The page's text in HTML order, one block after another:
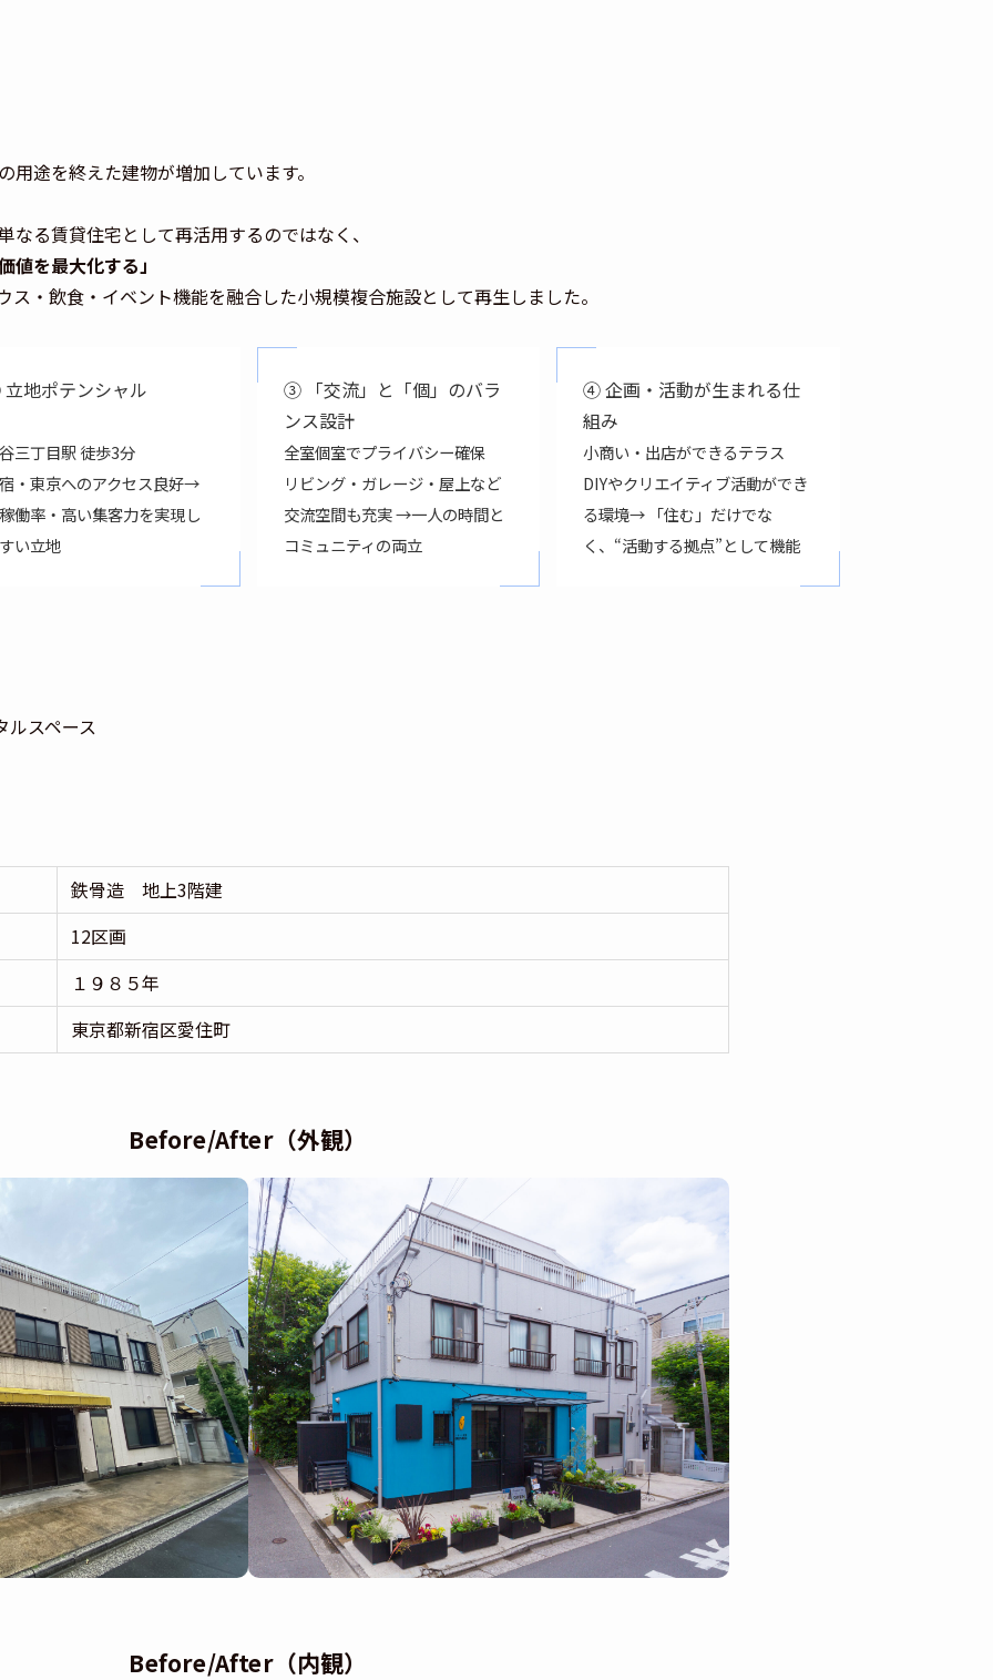
途を終えた建物が増加しています。
なる賃貸住宅として再活用するのではなく、
値を最大化する」
ス・飲食・イベント機能を融合した小規模複合施設として再生しました。
地ポテンシャル
三丁目駅 徒歩3分
・東京へのアクセス良好→
働率・高い集客力を実現し
い立地
③ 「交流」と「個」のバラ
ンス設計
全室個室でプライバシー確保
リビング・ガレージ・屋上など
交流空間も充実 →一人の時間と
コミュニティの両立
④ 企画・活動が生まれる仕
組み
小商い・出店ができるテラス
DIYやクリエイティブ活動ができ
る環境→ 「住む」だけでな
く、“活動する拠点”として機能
ルスペース
鉄骨造 地上3階建
12区画
１９８５年
東京都新宿区愛住町
Before/After（外観）
Before/After（内観）